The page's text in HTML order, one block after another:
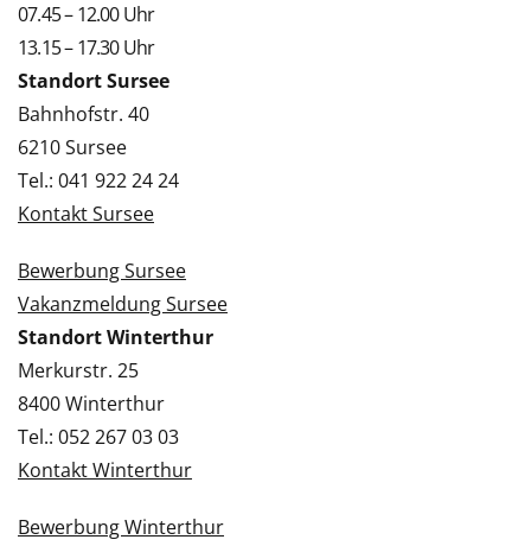
07.45 – 12.00 Uhr
13.15 – 17.30 Uhr
Standort Sursee
Bahnhofstr. 40
6210 Sursee
Tel.: 041 922 24 24
Kontakt Sursee
Bewerbung Sursee
Vakanzmeldung Sursee
Standort Winterthur
Merkurstr. 25
8400 Winterthur
Tel.: 052 267 03 03
Kontakt Winterthur
Bewerbung Winterthur